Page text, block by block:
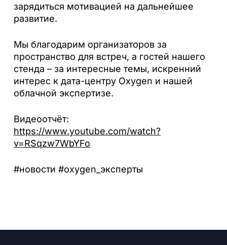
зарядиться мотивацией на дальнейшее
развитие.
Мы благодарим организаторов за
пространство для встреч, а гостей нашего
стенда – за интересные темы, искренний
интерес к дата-центру Oxygen и нашей
облачной экспертизе.
Видеоотчёт:
https://www.youtube.com/watch?
v=RSqzw7WbYFo
#новости #oxygen_эксперты